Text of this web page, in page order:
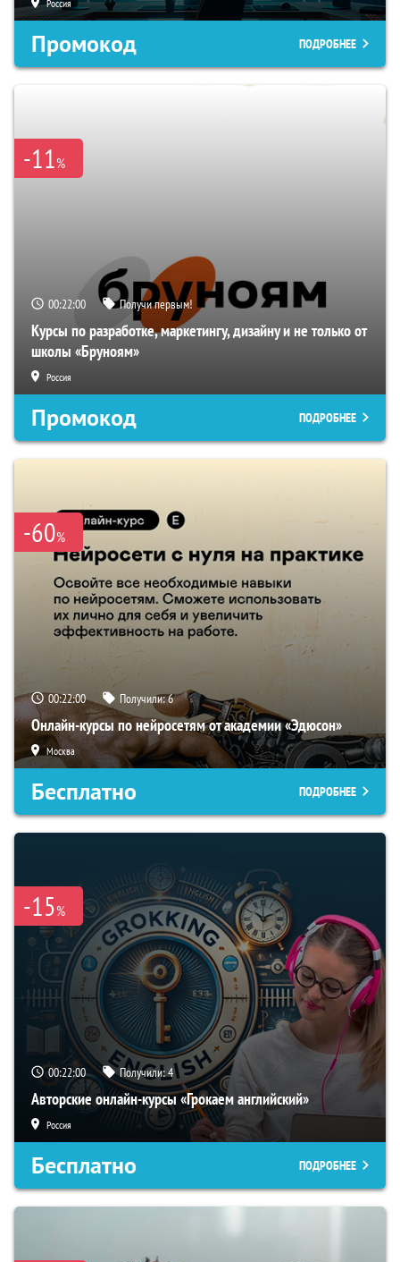
Россия
Промокод ПОДРОБНЕЕ
-11%
00:21:59 Получи первым!
Курсы по разработке, маркетингу, дизайну и не только от
школы «Бруноям»
Россия
Промокод ПОДРОБНЕЕ
-60%
00:21:59 Получили:6
Онлайн-курсы по нейросетям от академии «Эдюсон»
Москва
Бесплатно ПОДРОБНЕЕ
-15%
00:21:59 Получили:4
Авторские онлайн-курсы «Грокаем английский»
Россия
Бесплатно ПОДРОБНЕЕ